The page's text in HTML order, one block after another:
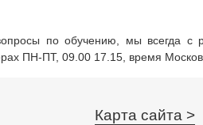
по обучению, мы всегда
ПН-ПТ, 09.00 17.15, время
Карта сайта >